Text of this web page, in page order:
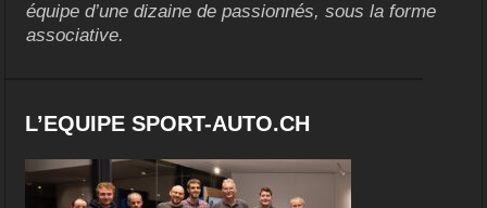
équipe d’une dizaine de passionnés, sous la forme
associative.
L’EQUIPE SPORT-AUTO.CH